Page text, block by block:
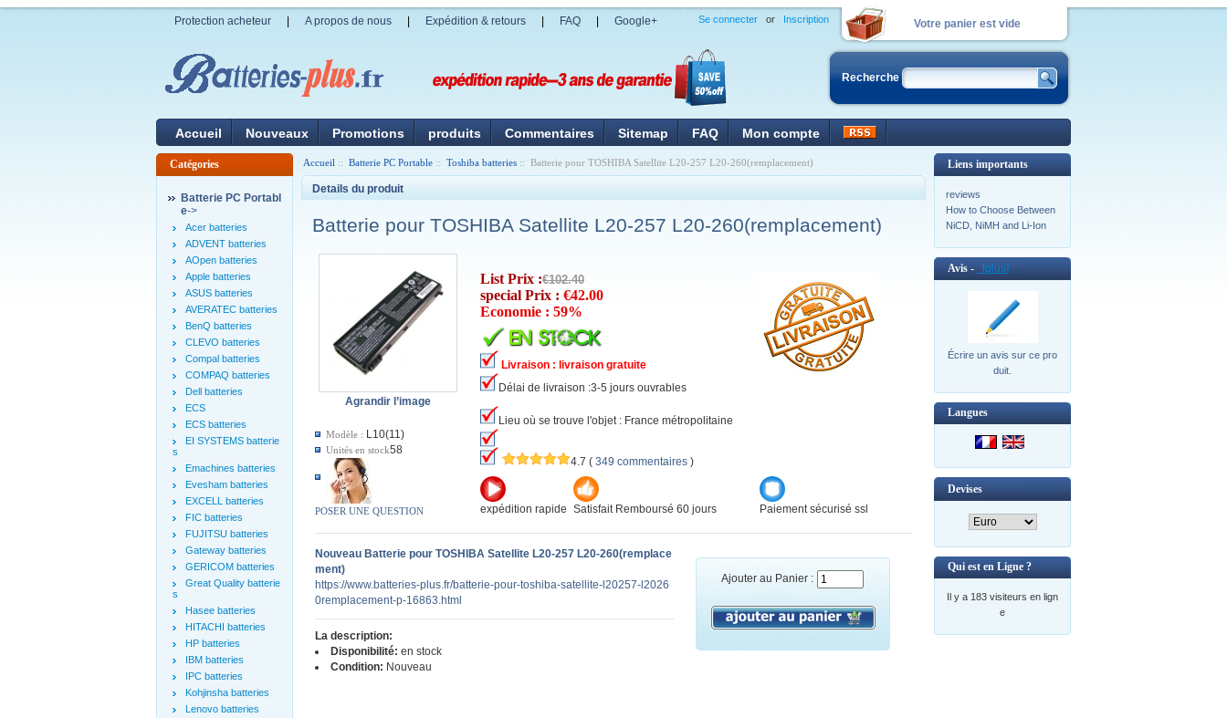
Protection acheteur A propos de nous Expédition & retours FAQ Google+ Votre panier est vide
Se connecter or Inscription
Recherche
Accueil Nouveaux Promotions produits Commentaires Sitemap FAQ Mon compte
Catégories
Batterie PC Portabl
e->
Acer batteries
ADVENT batteries
AOpen batteries
Apple batteries
ASUS batteries
AVERATEC batteries
BenQ batteries
CLEVO batteries
Compal batteries
COMPAQ batteries
Dell batteries
ECS
ECS batteries
EI SYSTEMS batterie
s
Emachines batteries
Evesham batteries
EXCELL batteries
FIC batteries
FUJITSU batteries
Gateway batteries
GERICOM batteries
Great Quality batterie
s
Hasee batteries
HITACHI batteries
HP batteries
IBM batteries
IPC batteries
Kohjinsha batteries
Lenovo batteries
Accueil :: Batterie PC Portable :: Toshiba batteries :: Batterie pour TOSHIBA Satellite L20-257 L20-260(remplacement)
Details du produit
Batterie pour TOSHIBA Satellite L20-257 L20-260(remplacement)
Agrandir l’image
Modèle : L10(11)
Unités en stock58
POSER UNE QUESTION
List Prix :€102.40
special Prix : €42.00
Economie : 59%
Livraison : livraison gratuite
Délai de livraison :3-5 jours ouvrables
Lieu où se trouve l'objet : France métropolitaine
4.7 ( 349 commentaires )
expédition rapide Satisfait Remboursé 60 jours Paiement sécurisé ssl
Ajouter au Panier :
Nouveau Batterie pour TOSHIBA Satellite L20-257 L20-260(remplace
ment)
https://www.batteries-plus.fr/batterie-pour-toshiba-satellite-l20257-l2026
0remplacement-p-16863.html
La description:
Disponibilité: en stock
Condition: Nouveau
Liens importants
reviews
How to Choose Between
NiCD, NiMH and Li-Ion
Avis - [plus]
Écrire un avis sur ce pro
duit.
Langues
Devises
Qui est en Ligne ?
Il y a 183 visiteurs en lign
e